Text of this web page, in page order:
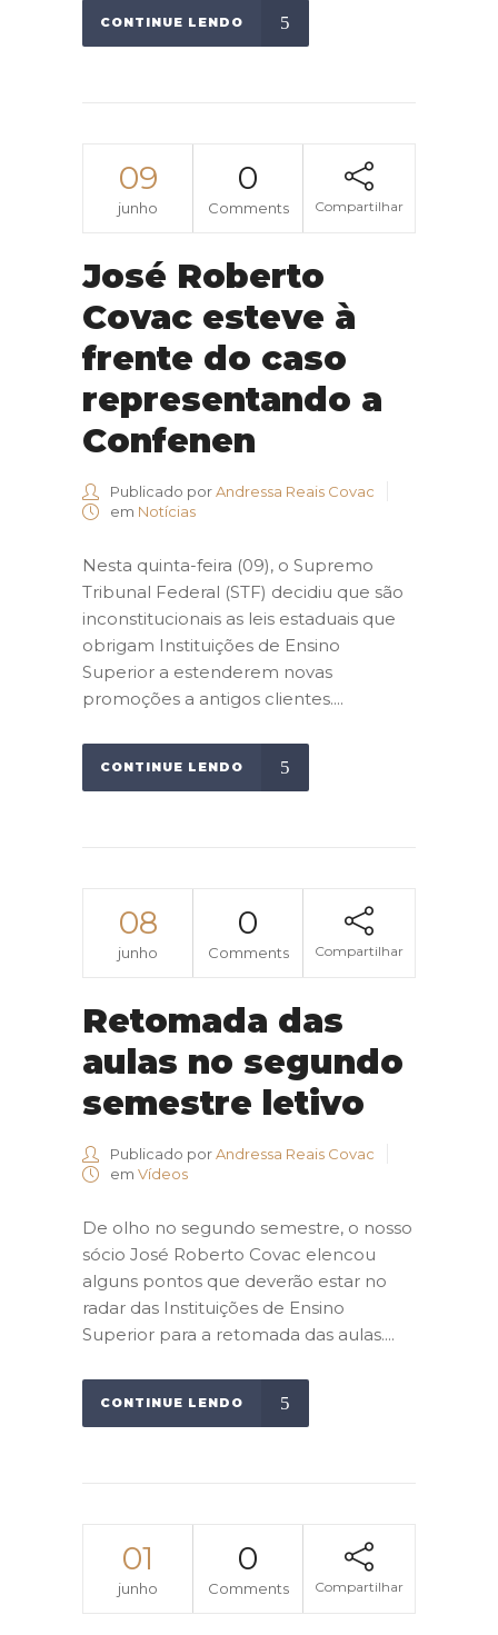
CONTINUE LENDO
09
junho
0
Comments Compartilhar
José Roberto
Covac esteve à
frente do caso
representando a
Confenen
Publicado porAndressa Reais Covac
em Notícias
Nesta quinta-feira (09), o Supremo
Tribunal Federal (STF) decidiu que são
inconstitucionais as leis estaduais que
obrigam Instituições de Ensino
Superior a estenderem novas
promoções a antigos clientes....
CONTINUE LENDO
08
junho
0
Comments Compartilhar
Retomada das
aulas no segundo
semestre letivo
Publicado porAndressa Reais Covac
em Vídeos
De olho no segundo semestre, o nosso
sócio José Roberto Covac elencou
alguns pontos que deverão estar no
radar das Instituições de Ensino
Superior para a retomada das aulas....
CONTINUE LENDO
01
junho
0
Comments Compartilhar